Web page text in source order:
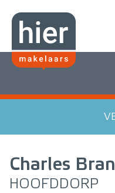
Charles
HOOFDDORP